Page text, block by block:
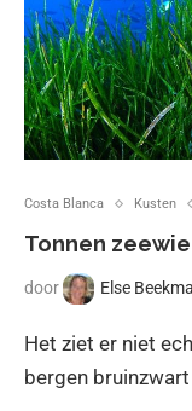
Costa Blanca Kusten
Tonnen
door Else
Het ziet er niet
bergen